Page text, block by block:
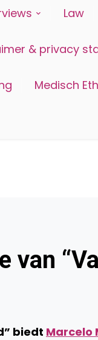
Law
& privacy
Medisch
van
biedt Marcelo